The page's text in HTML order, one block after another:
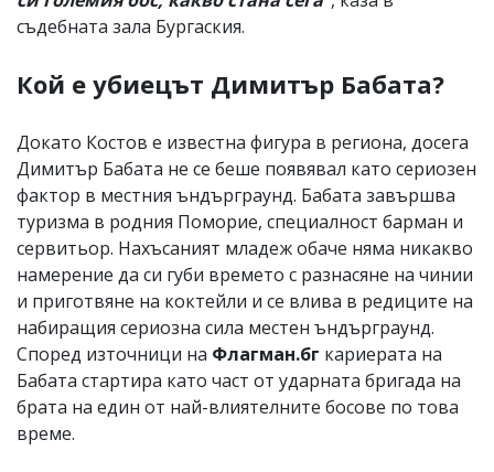
съдебната зала Бургаския.
Кой е убиецът Димитър Бабата?
Докато Костов е известна фигура в региона, досега
Димитър Бабата не се беше появявал като сериозен
фактор в местния ъндърграунд. Бабата завършва
туризма в родния Поморие, специалност барман и
сервитьор. Нахъсаният младеж обаче няма никакво
намерение да си губи времето с разнасяне на чинии
и приготвяне на коктейли и се влива в редиците на
набиращия сериозна сила местен ъндърграунд.
Според източници на Флагман.бг кариерата на
Бабата стартира като част от ударната бригада на
брата на един от най-влиятелните босове по това
време.